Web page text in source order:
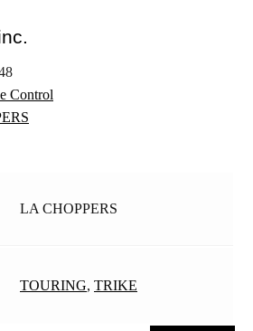
Control
LA CHOPPERS
TOURING, TRIKE